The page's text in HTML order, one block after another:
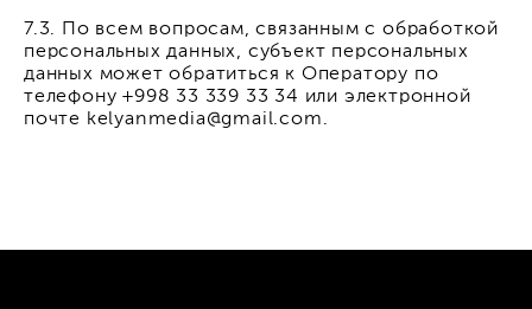
7.3. По всем вопросам, связанным с обработкой
персональных данных, субъект персональных
данных может обратиться к Оператору по
телефону +998 33 339 33 34 или электронной
почте kelyanmedia@gmail.com.